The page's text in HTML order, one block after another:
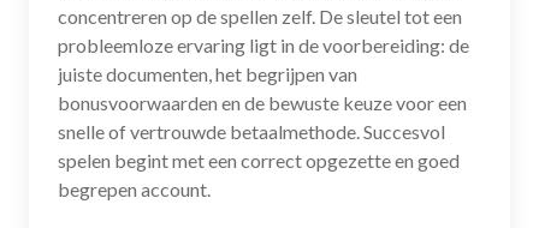
concentreren op de spellen zelf. De sleutel tot een
probleemloze ervaring ligt in de voorbereiding: de
juiste documenten, het begrijpen van
bonusvoorwaarden en de bewuste keuze voor een
snelle of vertrouwde betaalmethode. Succesvol
spelen begint met een correct opgezette en goed
begrepen account.